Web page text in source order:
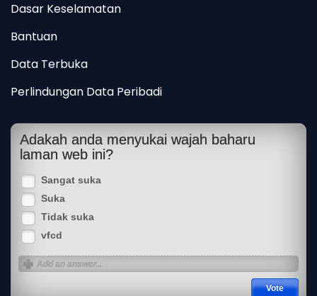
Dasar Keselamatan
Bantuan
Data Terbuka
Perlindungan Data Peribadi
Adakah anda menyukai wajah baharu
laman web ini?
Sangat suka
Suka
Tidak suka
vfcd